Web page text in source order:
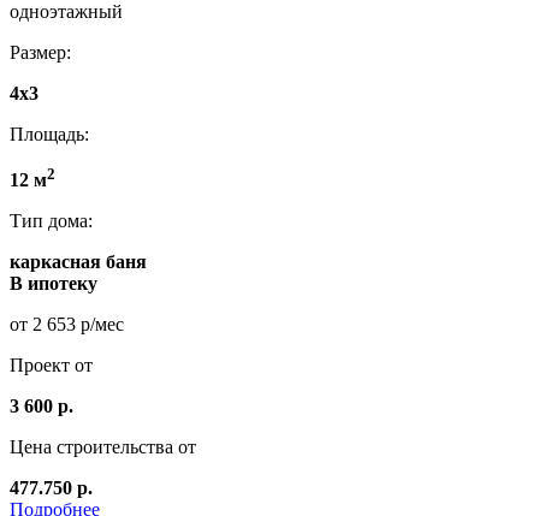
одноэтажный
Размер:
4x3
Площадь:
12 м2
Тип дома:
каркасная баня
В ипотеку
от 2 653 р/мес
Проект от
3 600 р.
Цена строительства от
477.750 р.
Подробнее